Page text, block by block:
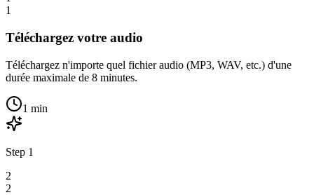
1
Téléchargez votre audio
Téléchargez n'importe quel fichier audio (MP3, WAV, etc.) d'une
durée maximale de 8 minutes.
1 min
Step 1
2
2